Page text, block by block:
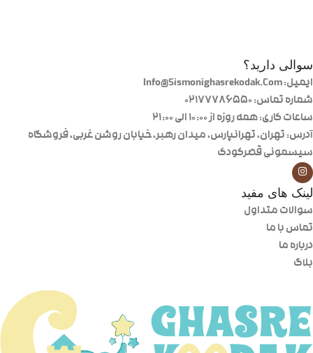
سوالی دارید؟
ایمیل: Info@Sismonighasrekodak.Com
شماره تماس: 02177786550
ساعات کاری: همه روزه از ۱۰:۰۰ الی ۲۱:۰۰
آدرس: تهران، تهرانپارس، میدان رهبر، خیابان روشن غربی، فروشگاه
سیسمونی قصرکودک
لینک های مفید
سوالات متداول
تماس با ما
درباره ما
بلاگ